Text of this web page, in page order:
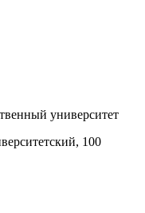
университет
100